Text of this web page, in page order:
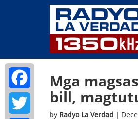
Mga
bill,
by Radyo La Verdad |
Facebook